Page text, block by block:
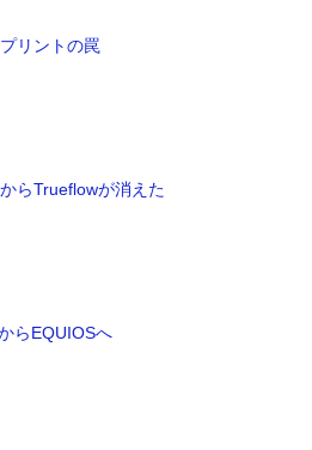
リントの罠
らTrueflowが消えた
らEQUIOSへ